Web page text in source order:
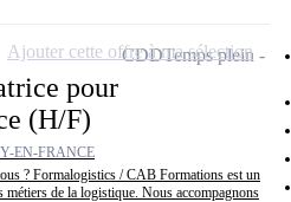
pour
(H/F)
EN-FRANCE
? Formalogistics / CAB Formations est un
métiers de la logistique. Nous accompagnons
CDDTemps plein
Ajouter cette offre à ma sélection